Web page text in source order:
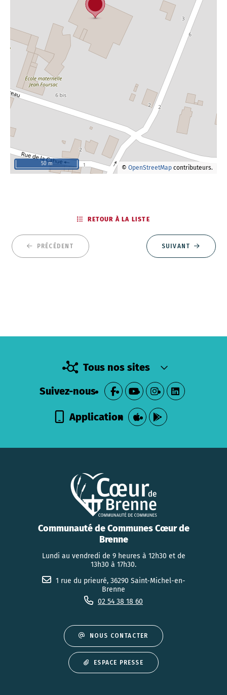
© OpenStreetMap contributeurs.
50 m
PRÉCÉDENT
RETOUR À LA LISTE
SUIVANT
Tous nos sites
Suivez-nous
Application
Communauté de Communes Cœur de
Brenne
Lundi au vendredi de 9 heures à 12h30 et de
13h30 à 17h30.
1 rue du prieuré, 36290 Saint-Michel-en-
Brenne
02 54 38 18 60
NOUS CONTACTER
ESPACE PRESSE